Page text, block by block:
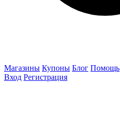
Магазины Купоны Блог Помощь
Вход Регистрация